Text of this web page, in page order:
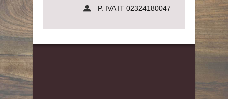
P. IVA IT 02324180047